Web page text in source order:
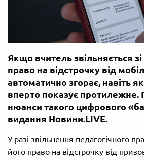
Якщо вчитель звільняється
право на відстрочку від
автоматично згорає, навіть
вперто показує протилежне.
нюанси такого цифрового
видання Новини.LIVE.
У разі звільнення педагогічного
його право на відстрочку від